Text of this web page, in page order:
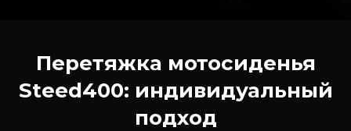
Перетяжка мотосиденья
Steed400: индивидуальный
подход